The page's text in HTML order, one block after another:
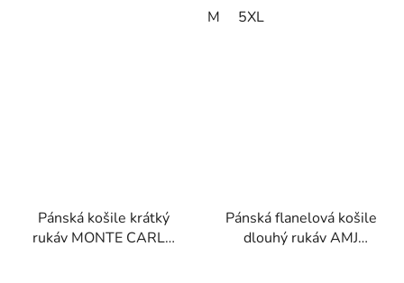
M 5XL
Pánská košile krátký
rukáv MONTE CARLO
Pánská flanelová košile
dlouhý rukáv AMJ